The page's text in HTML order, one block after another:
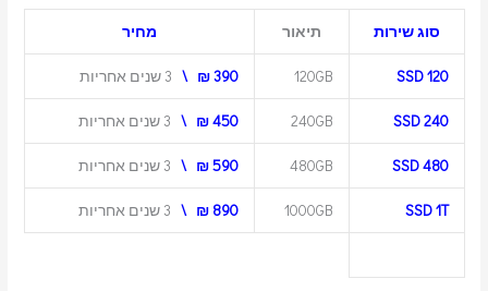
סוג שירות תיאור מחיר
SSD 120
120GB
390 ₪ \ 3 שנים אחריות
SSD 240
240GB
450 ₪ \ 3 שנים אחריות
SSD 480
480GB
590 ₪ \ 3 שנים אחריות
SSD 1T
1000GB
890 ₪ \ 3 שנים אחריות